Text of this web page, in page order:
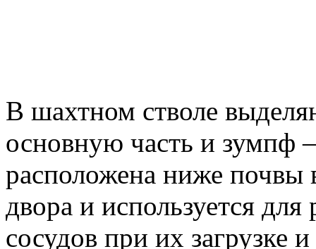
В шахтном стволе
основную часть и зумпф
расположена ниже почвы
двора и используется
сосудов при их загрузке